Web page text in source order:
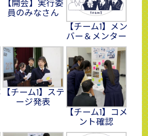
【開会】実行委
員のみなさん
【チーム1】メン
バー＆メンター
【チーム1】ステ
ージ発表
【チーム1】コメ
ント確認